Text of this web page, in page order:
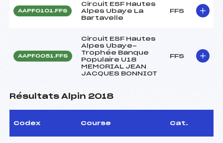
AAPF0101.FFS
Circuit ESF Hautes
Alpes Ubaye La
Bartavelle
FFS
AAPF0051.FFS
Circuit ESF Hautes
Alpes Ubaye-
Trophée Banque
Populaire U18
MEMORIAL JEAN
JACQUES BONNIOT
FFS
Résultats Alpin 2018
Codex Course Cat.